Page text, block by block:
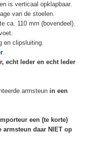
is verticaal opklapbaar.
van de stoelen.
ca. 110 mm (bovendeel).
en clipsluiting.
.
echt leder en echt leder
armsteun in een
een (te korte)
daar NIET op